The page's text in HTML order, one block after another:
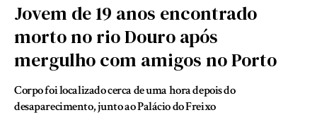
Jovem de 19 anos encontrado
morto no rio Douro após
mergulho com amigos no Porto
Corpo foi localizado cerca de uma hora depois do
desaparecimento, junto ao Palácio do Freixo